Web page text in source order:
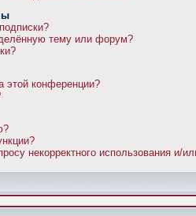
тему или форум?
этой конференции?
некорректного использования и/